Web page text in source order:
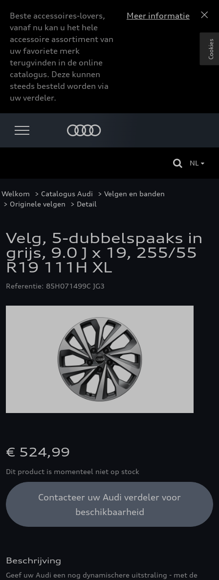
Beste accessoires-lovers,
vanaf nu kan u het hele
accessoire assortiment van
uw favoriete merk
terugvinden in de online
catalogus. Deze kunnen
steeds besteld worden via
uw verdeler.
Meer informatie
NL
Welkom > Catalogus Audi > Velgen en banden
> Originele velgen > Detail
Velg, 5-dubbelspaaks in
grijs, 9.0 J x 19, 255/55
R19 111H XL
Referentie: 85H071499C JG3
€ 524,99
Dit product is momenteel niet op stock
Contacteer uw Audi verdeler voor
beschikbaarheid
Beschrijving
Geef uw Audi een nog dynamischere uitstraling - met de
Cookies